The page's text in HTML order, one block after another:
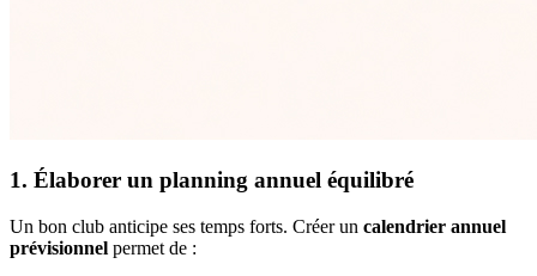
1. Élaborer un planning annuel équilibré
Un bon club anticipe ses temps forts. Créer un calendrier annuel
prévisionnel permet de :